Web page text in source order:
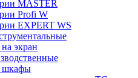
MASTER
Profi W
EXPERT WS
экран
шкафы